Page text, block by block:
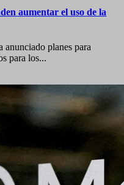
aumentar el uso de la
planes para
para los...